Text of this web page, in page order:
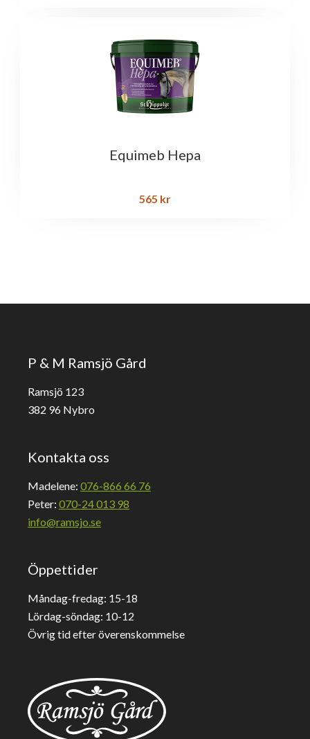
Equimeb Hepa
565 kr
P & M Ramsjö Gård
Ramsjö 123
382 96 Nybro
Kontakta oss
Madelene: 076-866 66 76
Peter: 070-24 013 98
info@ramsjo.se
Öppettider
Måndag-fredag: 15-18
Lördag-söndag: 10-12
Övrig tid efter överenskommelse